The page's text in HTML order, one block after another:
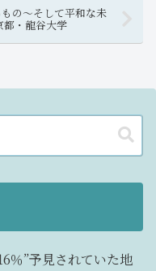
の～そして平和な未
都・龍谷大学
％”予見されていた地